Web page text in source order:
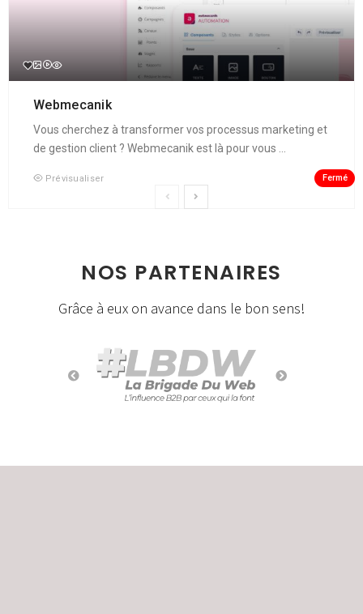
Webmecanik
Vous cherchez à transformer vos processus marketing et
de gestion client ? Webmecanik est là pour vous ...
Prévisualiser Fermé
NOS PARTENAIRES
Grâce à eux on avance dans le bon sens!